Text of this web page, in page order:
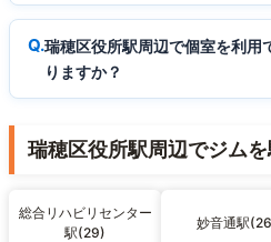
瑞穂区役所駅周辺で個室を利用
りますか？
瑞穂区役所駅周辺でジム
総合リハビリセンター
駅(29)
妙音通駅